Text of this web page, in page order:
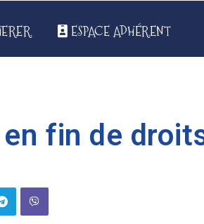
ESPACE ADHÉRENT
fin de